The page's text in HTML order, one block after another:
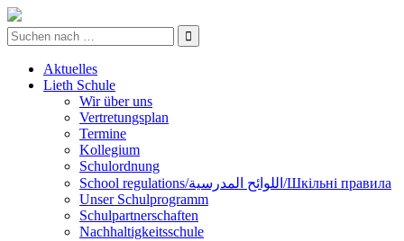
Aktuelles
Lieth Schule
Wir über uns
Vertretungsplan
Termine
Kollegium
Schulordnung
School regulations/اللوائح المدرسية/Шкільні правила
Unser Schulprogramm
Schulpartnerschaften
Nachhaltigkeitsschule